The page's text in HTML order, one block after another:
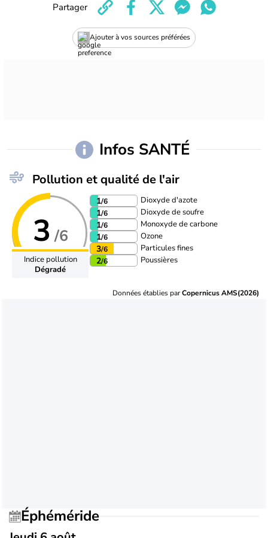
Ajouter à vos sources préférées
Partager
Infos SANTÉ
Pollution et qualité de l'air
3 /6
Indice pollution
Dégradé
1/6 Dioxyde d'azote
1/6 Dioxyde de soufre
1/6 Monoxyde de carbone
1/6 Ozone
3/6 Particules fines
2/6 Poussières
Données établies parCopernicus AMS(2026)
Éphéméride